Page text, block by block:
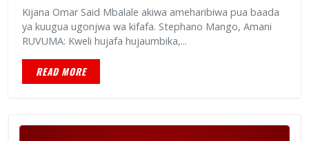
Kijana Omar Said Mbalale akiwa ameharibiwa pua baada
ya kuugua ugonjwa wa kifafa. Stephano Mango, Amani
RUVUMA: Kweli hujafa hujaumbika,...
READ MORE